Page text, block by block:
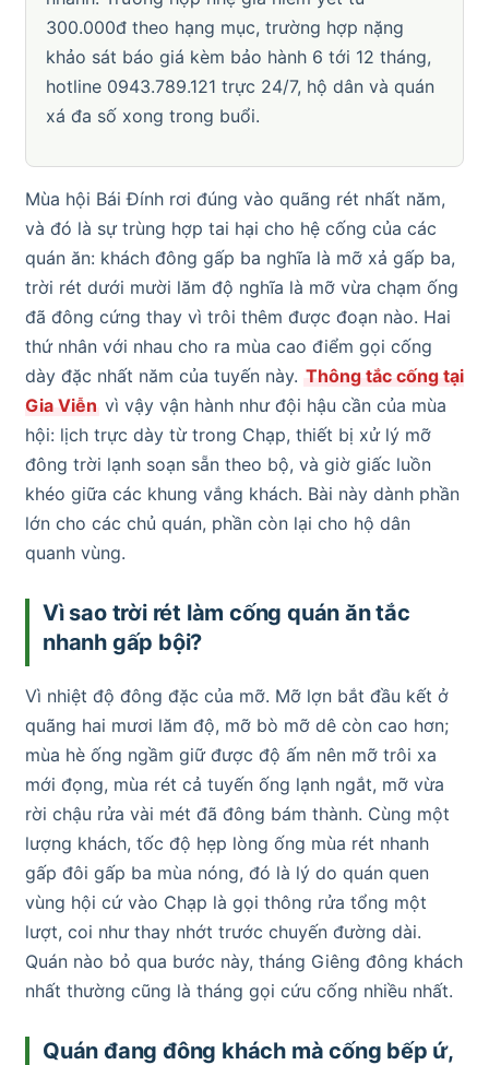
300.000đ theo hạng mục, trường hợp nặng
khảo sát báo giá kèm bảo hành 6 tới 12 tháng,
hotline 0943.789.121 trực 24/7, hộ dân và quán
xá đa số xong trong buổi.
Mùa hội Bái Đính rơi đúng vào quãng rét nhất năm,
và đó là sự trùng hợp tai hại cho hệ cống của các
quán ăn: khách đông gấp ba nghĩa là mỡ xả gấp ba,
trời rét dưới mười lăm độ nghĩa là mỡ vừa chạm ống
đã đông cứng thay vì trôi thêm được đoạn nào. Hai
thứ nhân với nhau cho ra mùa cao điểm gọi cống
dày đặc nhất năm của tuyến này. Thông tắc cống tại
Gia Viễn vì vậy vận hành như đội hậu cần của mùa
hội: lịch trực dày từ trong Chạp, thiết bị xử lý mỡ
đông trời lạnh soạn sẵn theo bộ, và giờ giấc luồn
khéo giữa các khung vắng khách. Bài này dành phần
lớn cho các chủ quán, phần còn lại cho hộ dân
quanh vùng.
Vì sao trời rét làm cống quán ăn tắc
nhanh gấp bội?
Vì nhiệt độ đông đặc của mỡ. Mỡ lợn bắt đầu kết ở
quãng hai mươi lăm độ, mỡ bò mỡ dê còn cao hơn;
mùa hè ống ngầm giữ được độ ấm nên mỡ trôi xa
mới đọng, mùa rét cả tuyến ống lạnh ngắt, mỡ vừa
rời chậu rửa vài mét đã đông bám thành. Cùng một
lượng khách, tốc độ hẹp lòng ống mùa rét nhanh
gấp đôi gấp ba mùa nóng, đó là lý do quán quen
vùng hội cứ vào Chạp là gọi thông rửa tổng một
lượt, coi như thay nhớt trước chuyến đường dài.
Quán nào bỏ qua bước này, tháng Giêng đông khách
nhất thường cũng là tháng gọi cứu cống nhiều nhất.
Quán đang đông khách mà cống bếp ứ,